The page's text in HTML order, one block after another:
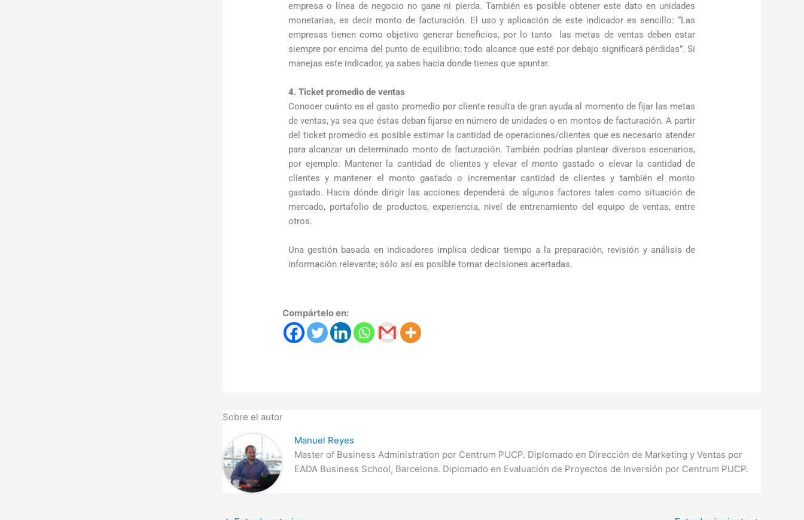
empresa o línea de negocio no gane ni pierda. También es posible obtener este dato en unidades
monetarias, es decir monto de facturación. El uso y aplicación de este indicador es sencillo: “Las
empresas tienen como objetivo generar beneficios, por lo tanto las metas de ventas deben estar
siempre por encima del punto de equilibrio; todo alcance que esté por debajo significará pérdidas”. Si
manejas este indicador, ya sabes hacia donde tienes que apuntar.
4. Ticket promedio de ventas
Conocer cuánto es el gasto promedio por cliente resulta de gran ayuda al momento de fijar las metas
de ventas, ya sea que éstas deban fijarse en número de unidades o en montos de facturación. A partir
del ticket promedio es posible estimar la cantidad de operaciones/clientes que es necesario atender
para alcanzar un determinado monto de facturación. También podrías plantear diversos escenarios,
por ejemplo: Mantener la cantidad de clientes y elevar el monto gastado o elevar la cantidad de
clientes y mantener el monto gastado o incrementar cantidad de clientes y también el monto
gastado. Hacia dónde dirigir las acciones dependerá de algunos factores tales como situación de
mercado, portafolio de productos, experiencia, nivel de entrenamiento del equipo de ventas, entre
otros.
Una gestión basada en indicadores implica dedicar tiempo a la preparación, revisión y análisis de
información relevante; sólo así es posible tomar decisiones acertadas.
Compártelo en:
Sobre el autor
Manuel Reyes
Master of Business Administration por Centrum PUCP. Diplomado en Dirección de Marketing y Ventas por
EADA Business School, Barcelona. Diplomado en Evaluación de Proyectos de Inversión por Centrum PUCP.